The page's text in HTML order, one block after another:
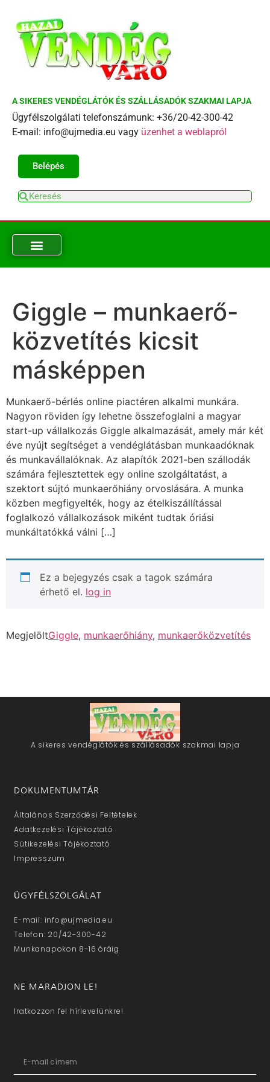
A SIKERES VENDÉGLÁTÓK ÉS SZÁLLÁSADÓK SZAKMAI LAPJA
Ügyfélszolgálati telefonszámunk: +36/20-42-300-42
E-mail: info@ujmedia.eu vagy üzenhet a weblapról
Belépés
Giggle – munkaerő-
közvetítés kicsit
másképpen
Munkaerő-bérlés online piactéren alkalmi munkára.
Nagyon röviden így lehetne összefoglalni a magyar
start-up vállalkozás Giggle alkalmazását, amely már két
éve nyújt segítséget a vendéglátásban munkaadóknak
és munkavállalóknak. Az alapítók 2021-ben szállodák
számára fejlesztettek egy online szolgáltatást, a
szektort sújtó munkaerőhiány orvoslására. A munka
közben megfigyelték, hogy az ételkiszállítással
foglalkozó vállalkozások miként tudtak óriási
munkáltatókká válni […]
Ez a bejegyzés csak a tagok számára
érhető el. log in
MegjelöltGiggle, munkaerőhiány, munkaerőközvetítés
A sikeres vendéglátók és szállásadók szakmai lapja
DOKUMENTUMTÁR
Általános Szerződési Feltételek
Adatkezelési Tájékoztató
Sütikezelési Tájékoztató
Impresszum
ÜGYFÉLSZOLGÁLAT
E-mail: info@ujmedia.eu
Telefon: 20/42-300-42
Munkanapokon 8-16 óráig
NE MARADJON LE!
Iratkozzon fel hírlevelünkre!